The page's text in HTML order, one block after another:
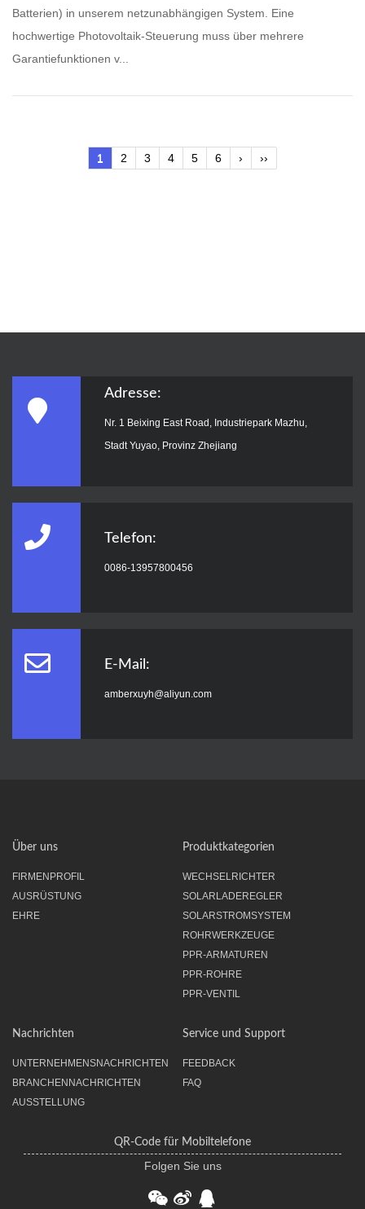
Batterien) in unserem netzunabhängigen System. Eine
hochwertige Photovoltaik-Steuerung muss über mehrere
Garantiefunktionen v...
1 2 3 4 5 6 › ››
Adresse:
Nr. 1 Beixing East Road, Industriepark Mazhu,
Stadt Yuyao, Provinz Zhejiang
Telefon:
0086-13957800456
E-Mail:
amberxuyh@aliyun.com
Über uns
FIRMENPROFIL
AUSRÜSTUNG
EHRE
Produktkategorien
WECHSELRICHTER
SOLARLADEREGLER
SOLARSTROMSYSTEM
ROHRWERKZEUGE
PPR-ARMATUREN
PPR-ROHRE
PPR-VENTIL
Nachrichten
UNTERNEHMENSNACHRICHTEN
BRANCHENNACHRICHTEN
AUSSTELLUNG
Service und Support
FEEDBACK
FAQ
QR-Code für Mobiltelefone
Folgen Sie uns